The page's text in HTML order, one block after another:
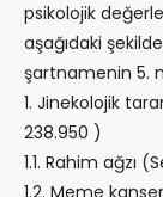
psikolojik
aşağıdaki
şartnamenin 5.
1. Jinekolojik
238.950 )
1.1. Rahim ağzı